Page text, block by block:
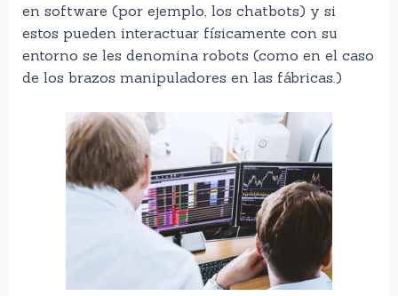
en software (por ejemplo, los chatbots) y si
estos pueden interactuar físicamente con su
entorno se les denomina robots (como en el caso
de los brazos manipuladores en las fábricas.)